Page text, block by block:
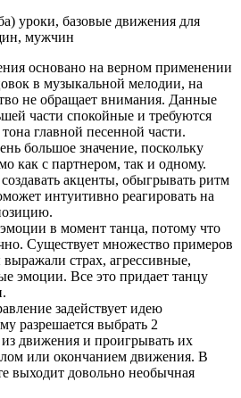
основано на верном применении
в музыкальной мелодии, на
не обращает внимания. Данные
части спокойные и требуются
главной песенной части.
большое значение, поскольку
как с партнером, так и одному.
акценты, обыгрывать ритм
интуитивно реагировать на
в момент танца, потому что
Существует множество примеров
страх, агрессивные,
эмоции. Все это придает танцу
задействует идею
разрешается выбрать 2
движения и проигрывать их
или окончанием движения. В
выходит довольно необычная